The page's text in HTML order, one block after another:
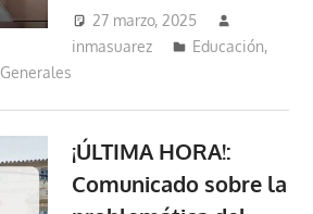
27 marzo, 2025
inmasuarez
Educación,
Generales
¡ÚLTIMA HORA!:
Comunicado sobre la